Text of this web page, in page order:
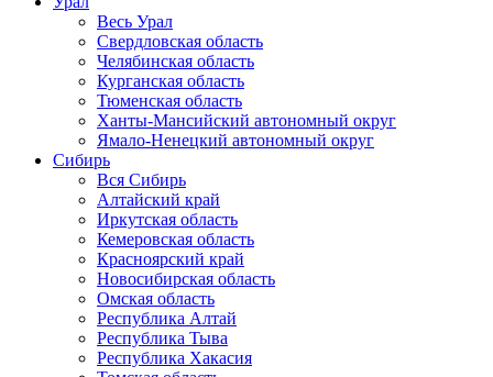
Весь Урал
Свердловская область
Челябинская область
Курганская область
Тюменская область
Ханты-Мансийский автономный округ
Ямало-Ненецкий автономный округ
Сибирь
Вся Сибирь
Алтайский край
Иркутская область
Кемеровская область
Красноярский край
Новосибирская область
Омская область
Республика Алтай
Республика Тыва
Республика Хакасия